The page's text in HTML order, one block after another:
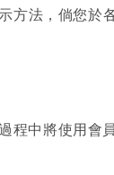
方法，倘您
中將使用會